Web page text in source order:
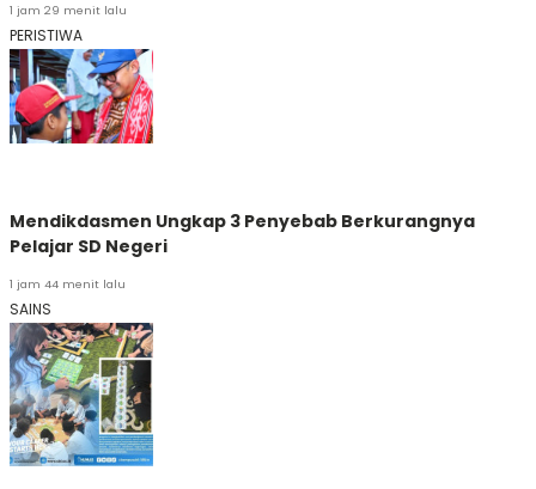
1 jam 29 menit lalu
PERISTIWA
Mendikdasmen Ungkap 3 Penyebab Berkurangnya
Pelajar SD Negeri
1 jam 44 menit lalu
SAINS